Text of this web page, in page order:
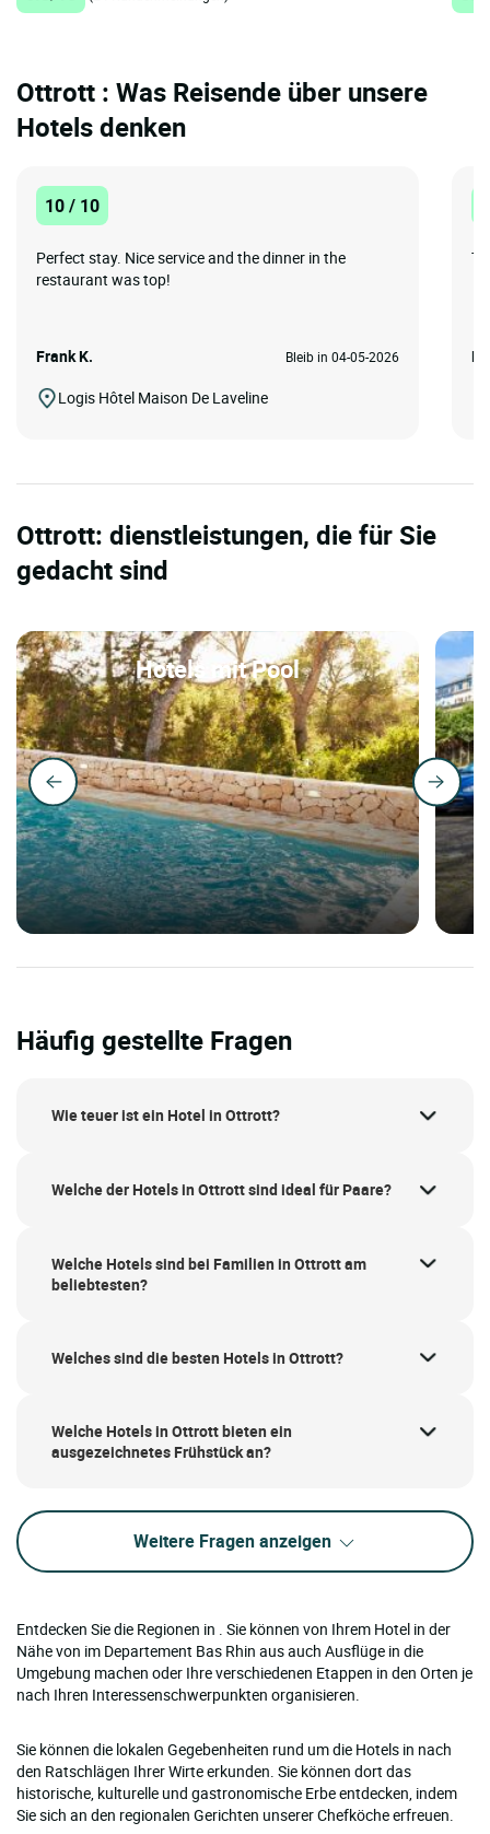
Ottrott : Was Reisende über unsere
Hotels denken
10 / 10
Perfect stay. Nice service and the dinner in the
restaurant was top!
Frank K. Bleib in 04-05-2026
Logis Hôtel Maison De Laveline
Ottrott: dienstleistungen, die für Sie
gedacht sind
Hotels mit Pool
Häufig gestellte Fragen
Wie teuer ist ein Hotel in Ottrott?
Welche der Hotels in Ottrott sind ideal für Paare?
Welche Hotels sind bei Familien in Ottrott am
beliebtesten?
Welches sind die besten Hotels in Ottrott?
Welche Hotels in Ottrott bieten ein
ausgezeichnetes Frühstück an?
Weitere Fragen anzeigen
Entdecken Sie die Regionen in . Sie können von Ihrem Hotel in der
Nähe von im Departement Bas Rhin aus auch Ausflüge in die
Umgebung machen oder Ihre verschiedenen Etappen in den Orten je
nach Ihren Interessenschwerpunkten organisieren.
Sie können die lokalen Gegebenheiten rund um die Hotels in nach
den Ratschlägen Ihrer Wirte erkunden. Sie können dort das
historische, kulturelle und gastronomische Erbe entdecken, indem
Sie sich an den regionalen Gerichten unserer Chefköche erfreuen.